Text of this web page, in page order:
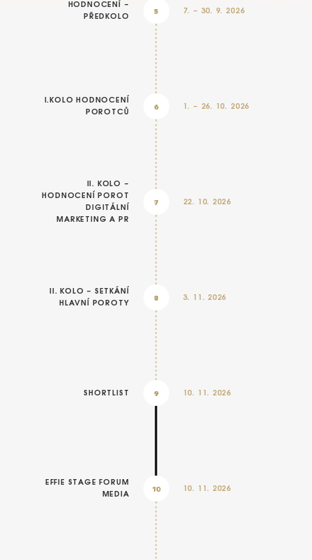
O EFFIE
AKTUALITY
HODNOCENÍ –
PŘEDKOLO
5 7. – 30. 9. 2026
I.KOLO HODNOCENÍ
POROTCŮ
6 1. – 26. 10. 2026
II. KOLO –
HODNOCENÍ POROT
DIGITÁLNÍ
MARKETING A PR
7 22. 10. 2026
II. KOLO – SETKÁNÍ
HLAVNÍ POROTY
8 3. 11. 2026
SHORTLIST 9 10. 11. 2026
EFFIE STAGE FORUM
MEDIA
10 10. 11. 2026